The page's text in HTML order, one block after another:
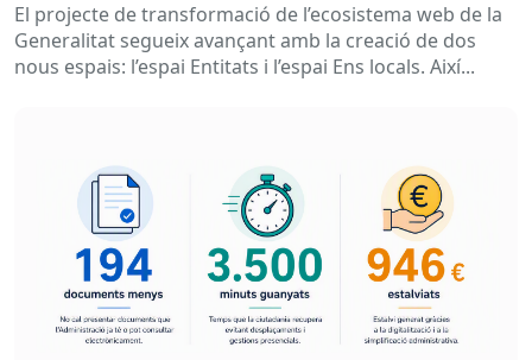
El projecte de transformació de l’ecosistema web de la
Generalitat segueix avançant amb la creació de dos
nous espais: l’espai Entitats i l’espai Ens locals. Així...